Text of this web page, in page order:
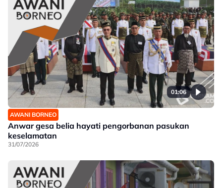
01:06
AWANI BORNEO
Anwar gesa belia hayati pengorbanan pasukan
keselamatan
31/07/2026